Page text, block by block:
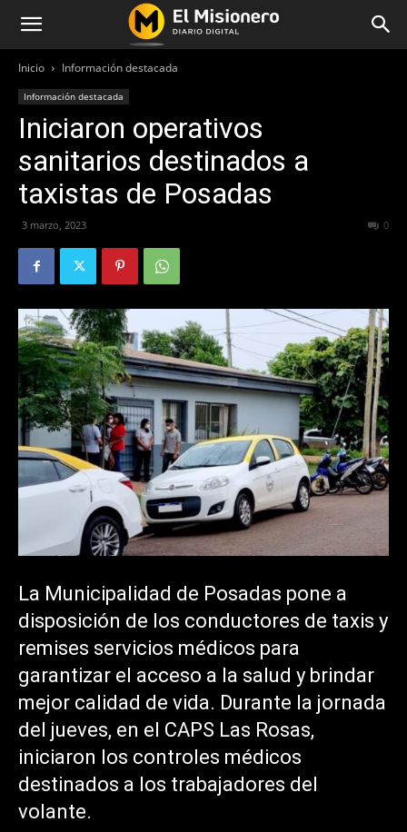
Inicio Información destacada
Información destacada
Iniciaron operativos
sanitarios destinados a
taxistas de Posadas
3 marzo, 2023 0
La Municipalidad de Posadas pone a
disposición de los conductores de taxis y
remises servicios médicos para
garantizar el acceso a la salud y brindar
mejor calidad de vida. Durante la jornada
del jueves, en el CAPS Las Rosas,
iniciaron los controles médicos
destinados a los trabajadores del
volante.